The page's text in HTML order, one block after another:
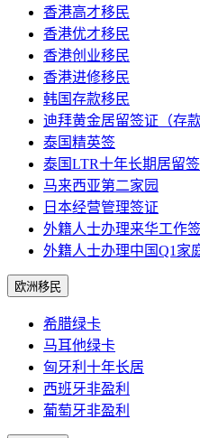
香港高才移民
香港优才移民
香港创业移民
香港进修移民
韩国存款移民
迪拜黄金居留签证（存款
泰国精英签
泰国LTR十年长期居留
马来西亚第二家园
日本经营管理签证
外籍人士办理来华工作
外籍人士办理中国Q1家
欧洲移民
希腊绿卡
马耳他绿卡
匈牙利十年长居
西班牙非盈利
葡萄牙非盈利